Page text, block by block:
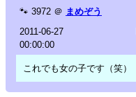
🐾 3972 ＠ まめぞう
2011-06-27
00:00:00
これでも女の子です（笑）